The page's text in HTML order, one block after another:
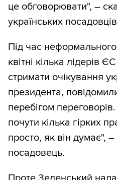
це обговорювати", –
українських
Під час неформального
квітні кілька лідерів
стримати очікування
президента,
перебігом
почути кілька гірких
просто, як він думає",
посадовець.